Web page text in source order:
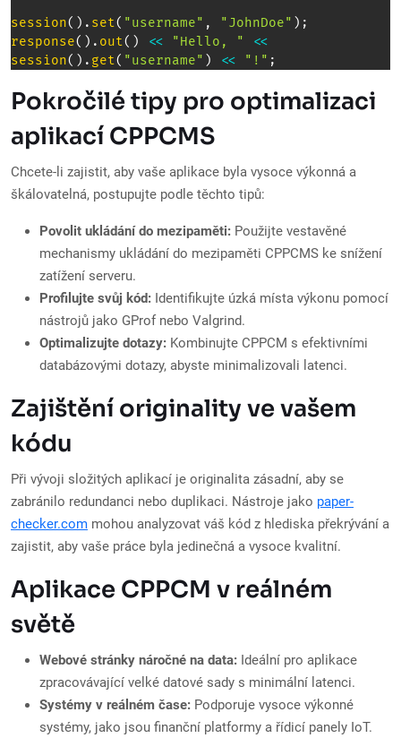
session( ) . set( "username" , "JohnDoe" ) ;
response( ) . out( ) << "Hello, "
<<
session( ) . get( "username" ) << "!" ;
Pokročilé tipy pro optimalizaci
aplikací CPPCMS
Chcete-li zajistit, aby vaše aplikace byla vysoce výkonná a
škálovatelná, postupujte podle těchto tipů:
Povolit ukládání do mezipaměti: Použijte vestavěné
mechanismy ukládání do mezipaměti CPPCMS ke snížení
zatížení serveru.
Profilujte svůj kód: Identifikujte úzká místa výkonu pomocí
nástrojů jako GProf nebo Valgrind.
Optimalizujte dotazy: Kombinujte CPPCM s efektivními
databázovými dotazy, abyste minimalizovali latenci.
Zajištění originality ve vašem
kódu
Při vývoji složitých aplikací je originalita zásadní, aby se
zabránilo redundanci nebo duplikaci. Nástroje jako paper-
checker.com mohou analyzovat váš kód z hlediska překrývání a
zajistit, aby vaše práce byla jedinečná a vysoce kvalitní.
Aplikace CPPCM v reálném
světě
Webové stránky náročné na data: Ideální pro aplikace
zpracovávající velké datové sady s minimální latenci.
Systémy v reálném čase: Podporuje vysoce výkonné
systémy, jako jsou finanční platformy a řídicí panely IoT.